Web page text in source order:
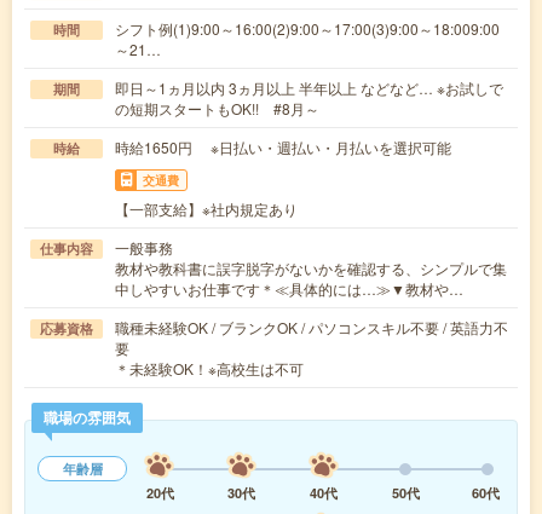
時間
シフト例(1)9:00～16:00(2)9:00～17:00(3)9:00～18:009:00
～21…
期間
即日～1ヵ月以内 3ヵ月以上 半年以上 などなど… ※お試しで
の短期スタートもOK!! #8月～
時給 時給1650円 ※日払い・週払い・月払いを選択可能
交通費
【一部支給】※社内規定あり
仕事内容
一般事務
教材や教科書に誤字脱字がないかを確認する、シンプルで集
中しやすいお仕事です＊≪具体的には…≫▼教材や…
応募資格
職種未経験OK / ブランクOK / パソコンスキル不要 / 英語力不
要
＊未経験OK！※高校生は不可
職場の雰囲気
年齢層
20代
30代 40代 50代
60代